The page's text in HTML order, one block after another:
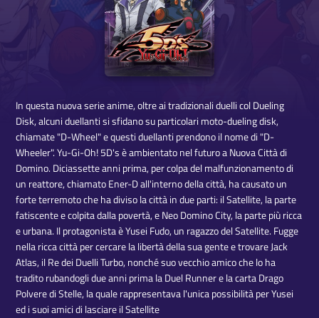
In questa nuova serie anime, oltre ai tradizionali duelli col Dueling
Disk, alcuni duellanti si sfidano su particolari moto-dueling disk,
chiamate "D-Wheel" e questi duellanti prendono il nome di "D-
Wheeler". Yu-Gi-Oh! 5D's è ambientato nel futuro a Nuova Città di
Domino. Diciassette anni prima, per colpa del malfunzionamento di
un reattore, chiamato Ener-D all'interno della città, ha causato un
forte terremoto che ha diviso la città in due parti: il Satellite, la parte
fatiscente e colpita dalla povertà, e Neo Domino City, la parte più ricca
e urbana. Il protagonista è Yusei Fudo, un ragazzo del Satellite. Fugge
nella ricca città per cercare la libertà della sua gente e trovare Jack
Atlas, il Re dei Duelli Turbo, nonché suo vecchio amico che lo ha
tradito rubandogli due anni prima la Duel Runner e la carta Drago
Polvere di Stelle, la quale rappresentava l'unica possibilità per Yusei
ed i suoi amici di lasciare il Satellite